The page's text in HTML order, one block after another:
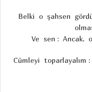
Belki o şahsen
Ve sen : Ancak,
Cümleyi toparlayalım :